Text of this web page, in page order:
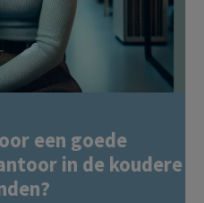
een goede
in de koudere